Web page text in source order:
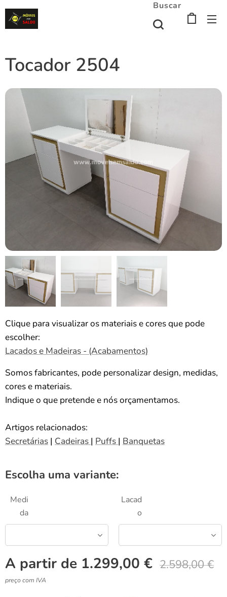
Buscar
Tocador 2504
Clique para visualizar os materiais e cores que pode
escolher:
Lacados e Madeiras - (Acabamentos)
Somos fabricantes, pode personalizar design, medidas,
cores e materiais.
Indique o que pretende e nós orçamentamos.
Artigos relacionados:
Secretárias | Cadeiras | Puffs | Banquetas
Escolha uma variante:
Medi
da
Lacad
o
A partir de 1.299,00 € 2.598,00€
preço com IVA